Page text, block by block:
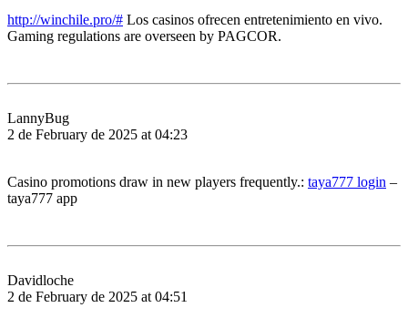
http://winchile.pro/# Los casinos ofrecen entretenimiento en vivo.
Gaming regulations are overseen by PAGCOR.
LannyBug
2 de February de 2025 at 04:23
Casino promotions draw in new players frequently.: taya777 login –
taya777 app
Davidloche
2 de February de 2025 at 04:51